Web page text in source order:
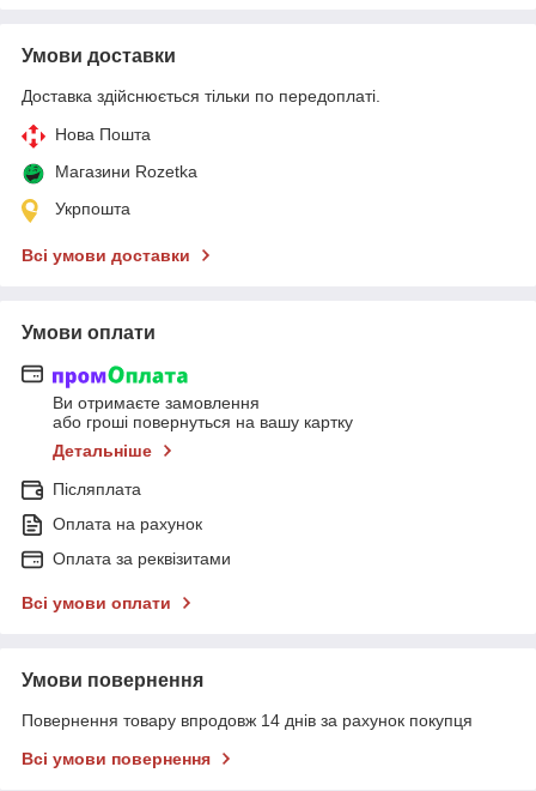
Умови доставки
Доставка здійснюється тільки по передоплаті.
Нова Пошта
Магазини Rozetka
Укрпошта
Всі умови доставки
Умови оплати
Ви отримаєте замовлення
або гроші повернуться на вашу картку
Детальніше
Післяплата
Оплата на рахунок
Оплата за реквізитами
Всі умови оплати
Умови повернення
Повернення товару впродовж 14 днів за рахунок покупця
Всі умови повернення